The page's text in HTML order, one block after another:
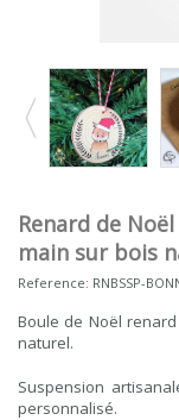
Renard de
main sur bois
Reference: RNBSSP-
Boule de Noël
naturel.
Suspension
personnalisé.